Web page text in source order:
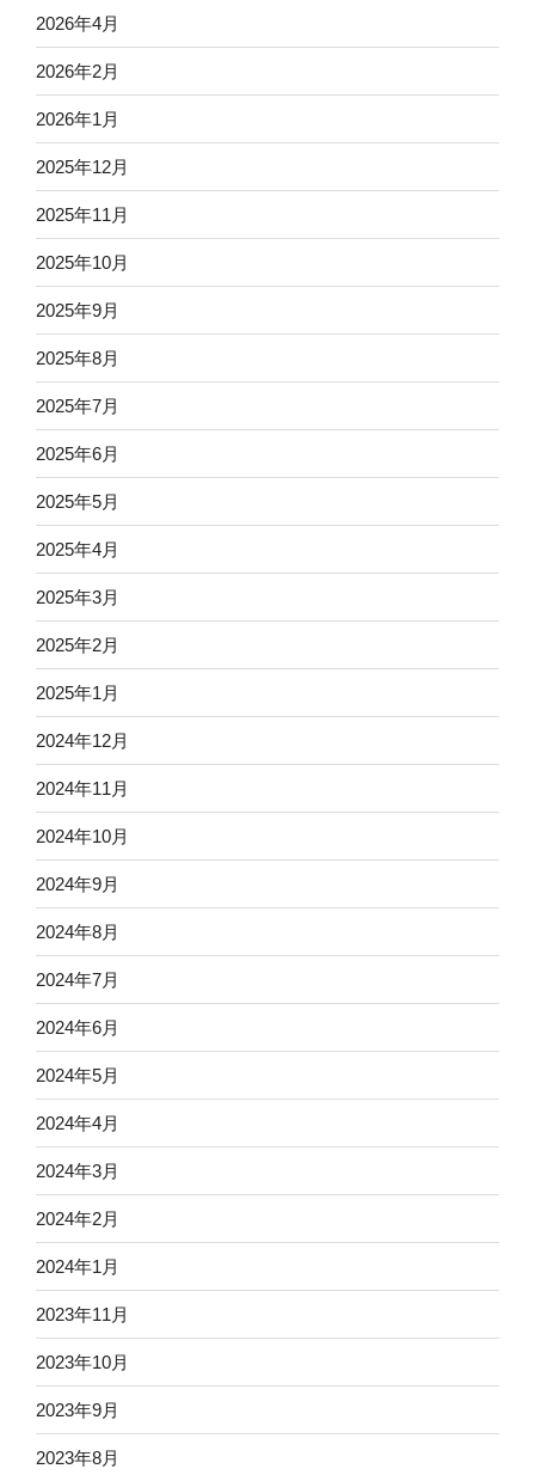
2026年4月
2026年2月
2026年1月
2025年12月
2025年11月
2025年10月
2025年9月
2025年8月
2025年7月
2025年6月
2025年5月
2025年4月
2025年3月
2025年2月
2025年1月
2024年12月
2024年11月
2024年10月
2024年9月
2024年8月
2024年7月
2024年6月
2024年5月
2024年4月
2024年3月
2024年2月
2024年1月
2023年11月
2023年10月
2023年9月
2023年8月